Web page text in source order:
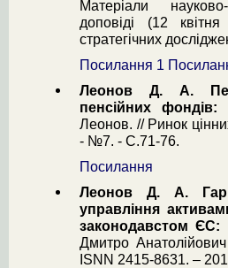
Матеріали
доповіді (12
стратегічних
Посилання 1
Леонов Д. А.
пенсійних фондів:
Леонов. // Ринок
- №7. - С.71-76.
Посилання
Леонов Д. А.
управління
законодавстом ЄС:
Дмитро
ISNN 2415-8631. –